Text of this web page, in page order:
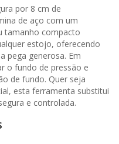
por 8 cm de
de aço com um
tamanho compacto
estojo, oferecendo
pega generosa. Em
o fundo de pressão e
de fundo. Quer seja
esta ferramenta substitui
e controlada.